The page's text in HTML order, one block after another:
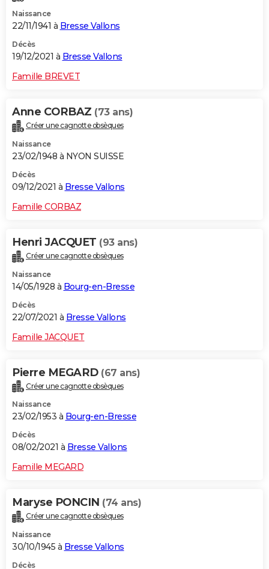
Naissance
22/11/1941 à Bresse Vallons
Décès
19/12/2021 à Bresse Vallons
Famille BREVET
Anne CORBAZ (73 ans)
Créer une cagnotte obsèques
Naissance
23/02/1948 à NYON SUISSE
Décès
09/12/2021 à Bresse Vallons
Famille CORBAZ
Henri JACQUET (93 ans)
Créer une cagnotte obsèques
Naissance
14/05/1928 à Bourg-en-Bresse
Décès
22/07/2021 à Bresse Vallons
Famille JACQUET
Pierre MEGARD (67 ans)
Créer une cagnotte obsèques
Naissance
23/02/1953 à Bourg-en-Bresse
Décès
08/02/2021 à Bresse Vallons
Famille MEGARD
Maryse PONCIN (74 ans)
Créer une cagnotte obsèques
Naissance
30/10/1945 à Bresse Vallons
Décès